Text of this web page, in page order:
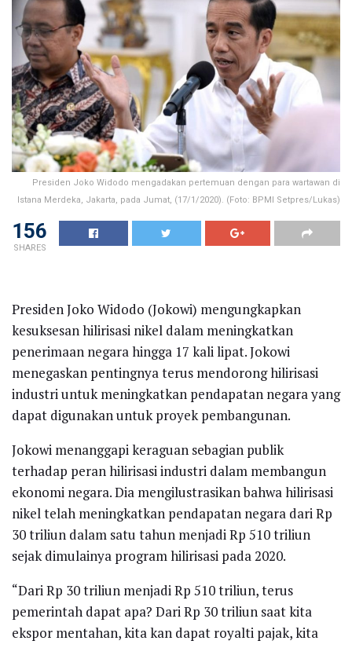
Presiden Joko Widodo mengadakan pertemuan dengan para wartawan di
Istana Merdeka, Jakarta, pada Jumat, (17/1/2020). (Foto: BPMI Setpres/Lukas)
156
SHARES
Presiden Joko Widodo (Jokowi) mengungkapkan
kesuksesan hilirisasi nikel dalam meningkatkan
penerimaan negara hingga 17 kali lipat. Jokowi
menegaskan pentingnya terus mendorong hilirisasi
industri untuk meningkatkan pendapatan negara yang
dapat digunakan untuk proyek pembangunan.
Jokowi menanggapi keraguan sebagian publik
terhadap peran hilirisasi industri dalam membangun
ekonomi negara. Dia mengilustrasikan bahwa hilirisasi
nikel telah meningkatkan pendapatan negara dari Rp
30 triliun dalam satu tahun menjadi Rp 510 triliun
sejak dimulainya program hilirisasi pada 2020.
“Dari Rp 30 triliun menjadi Rp 510 triliun, terus
pemerintah dapat apa? Dari Rp 30 triliun saat kita
ekspor mentahan, kita kan dapat royalti pajak, kita